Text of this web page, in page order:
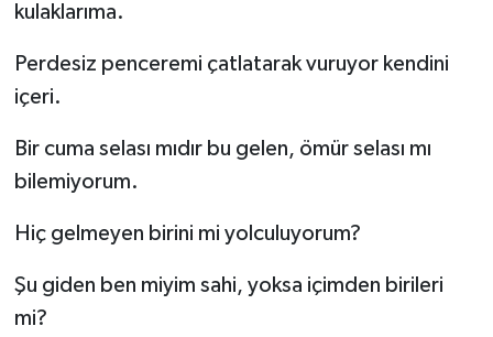
kulaklarıma.
Perdesiz penceremi çatlatarak vuruyor kendini
içeri.
Bir cuma selası mıdır bu gelen, ömür selası mı
bilemiyorum.
Hiç gelmeyen birini mi yolculuyorum?
Şu giden ben miyim sahi, yoksa içimden birileri
mi?